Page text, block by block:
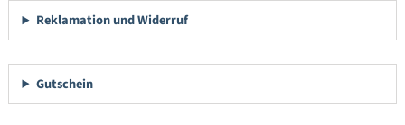
Reklamation und Widerruf
Gutschein